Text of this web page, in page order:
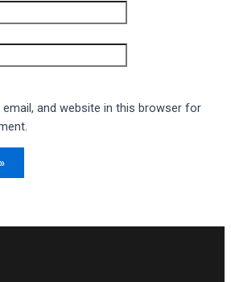
email, and website in this browser for